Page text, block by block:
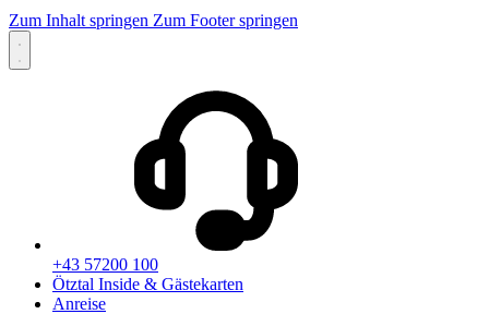
Zum Inhalt springen Zum Footer springen
+43 57200 100
Ötztal Inside & Gästekarten
Anreise